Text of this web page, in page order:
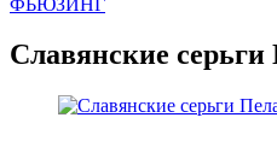
Славянские серьги